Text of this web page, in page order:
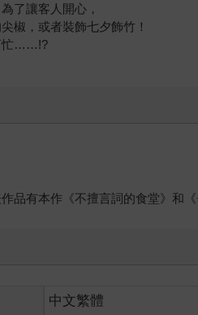
了讓客人開心，
椒，或者裝飾七夕飾竹！
忙……!?
品有本作《不擅言詞的食堂》和《
中文繁體